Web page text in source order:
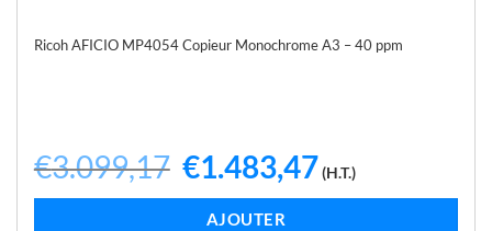
Ricoh AFICIO MP4054 Copieur Monochrome A3 – 40 ppm
€3.099,17 Le
prix
initial
était :
€1.483,47Le
prix
actuel
(H.T.)
LIRE LA SUITE